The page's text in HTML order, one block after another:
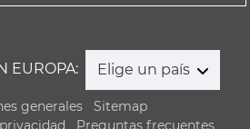
EUROPA: Elige un país
generales
Sitemap
Preguntas frecuentes